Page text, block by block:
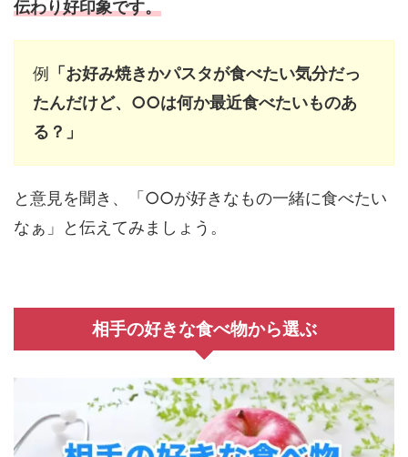
伝わり好印象です。
例 「お好み焼きかパスタが食べたい気分だっ
たんだけど、○○は何か最近食べたいものあ
る？」
と意見を聞き、「○○が好きなもの一緒に食べたい
なぁ」と伝えてみましょう。
相手の好きな食べ物から選ぶ